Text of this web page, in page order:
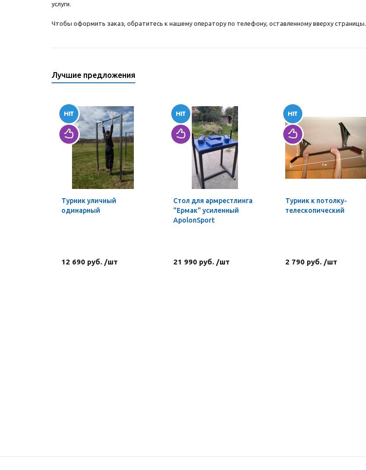
услуги.
Чтобы оформить заказ, обратитесь к нашему оператору по телефону, оставленному вверху страницы.
Лучшие предложения
Турник уличный
одинарный
12 690 руб. /шт
Стол для армрестлинга
"Ермак" усиленный
ApolonSport
21 990 руб. /шт
Турник к потолку-
телескопический
2 790 руб. /шт